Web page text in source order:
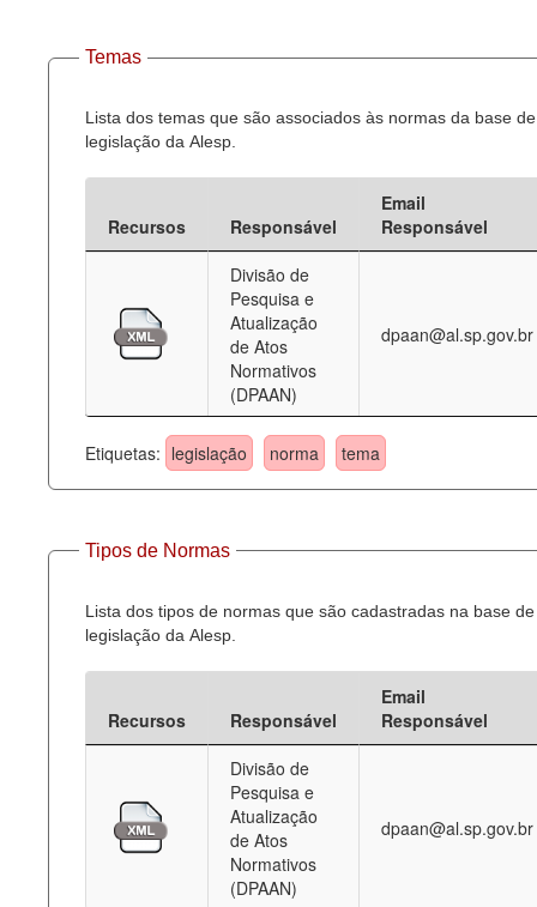
Temas
Lista dos temas que são associados às normas da base de
legislação da Alesp.
Recursos Responsável
Email
Responsável
Divisão de
Pesquisa e
Atualização
de Atos
Normativos
(DPAAN)
dpaan@al.sp.gov.br
Etiquetas: legislação norma tema
Tipos de Normas
Lista dos tipos de normas que são cadastradas na base de
legislação da Alesp.
Recursos Responsável
Email
Responsável
Divisão de
Pesquisa e
Atualização
de Atos
Normativos
(DPAAN)
dpaan@al.sp.gov.br